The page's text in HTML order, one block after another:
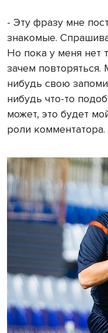
- Эту фразу мне
знакомые.
Но пока у меня нет
зачем
нибудь свою
нибудь что-то
может, это будет
роли комментатора.